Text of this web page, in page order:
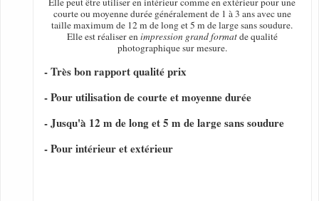
courte ou moyenne durée généralement de 1 à 3 ans avec une
taille maximum de 12 m de long et 5 m de large sans soudure.
Elle est réaliser enimpression grand formatde qualité
photographique sur mesure.
- Très bon rapport qualité prix
- Pour utilisation de courte et moyenne durée
- Jusqu'à 12 m de long et 5 m de large sans soudure
- Pour intérieur et extérieur